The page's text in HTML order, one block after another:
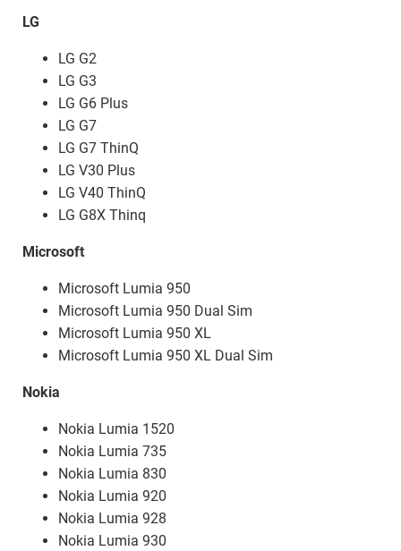
LG
LG G2
LG G3
LG G6 Plus
LG G7
LG G7 ThinQ
LG V30 Plus
LG V40 ThinQ
LG G8X Thinq
Microsoft
Microsoft Lumia 950
Microsoft Lumia 950 Dual Sim
Microsoft Lumia 950 XL
Microsoft Lumia 950 XL Dual Sim
Nokia
Nokia Lumia 1520
Nokia Lumia 735
Nokia Lumia 830
Nokia Lumia 920
Nokia Lumia 928
Nokia Lumia 930